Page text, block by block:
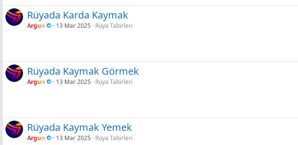
Rüyada Karda Kaymak
Argun 13 Mar 2025 Rüya Tabirleri
Rüyada Kaymak Görmek
Argun 13 Mar 2025 Rüya Tabirleri
Rüyada Kaymak Yemek
Argun 13 Mar 2025 Rüya Tabirleri